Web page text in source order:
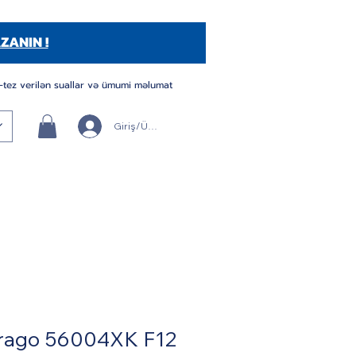
!
tez verilən suallar və ümumi məlumat
Giriş/Üye Ol
56004XK F12